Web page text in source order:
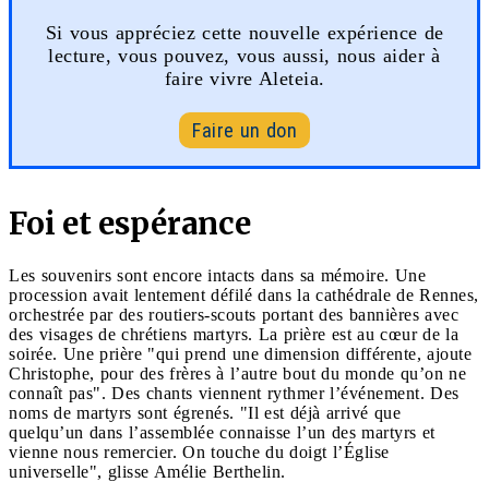
Si vous appréciez cette nouvelle expérience de
lecture, vous pouvez, vous aussi, nous aider à
faire vivre Aleteia.
Faire un don
Foi et espérance
Les souvenirs sont encore intacts dans sa mémoire. Une
procession avait lentement défilé dans la cathédrale de Rennes,
orchestrée par des routiers-scouts portant des bannières avec
des visages de chrétiens martyrs. La prière est au cœur de la
soirée. Une prière "qui prend une dimension différente, ajoute
Christophe, pour des frères à l’autre bout du monde qu’on ne
connaît pas". Des chants viennent rythmer l’événement. Des
noms de martyrs sont égrenés. "Il est déjà arrivé que
quelqu’un dans l’assemblée connaisse l’un des martyrs et
vienne nous remercier. On touche du doigt l’Église
universelle", glisse Amélie Berthelin.